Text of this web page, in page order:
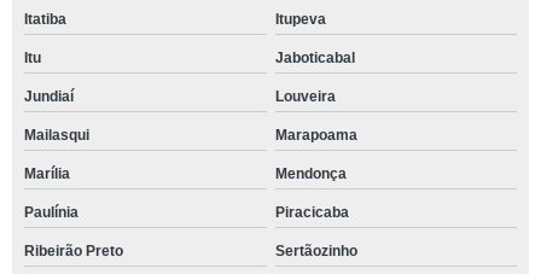
Itatiba Itupeva
Itu Jaboticabal
Jundiaí Louveira
Mailasqui Marapoama
Marília Mendonça
Paulínia Piracicaba
Ribeirão Preto Sertãozinho